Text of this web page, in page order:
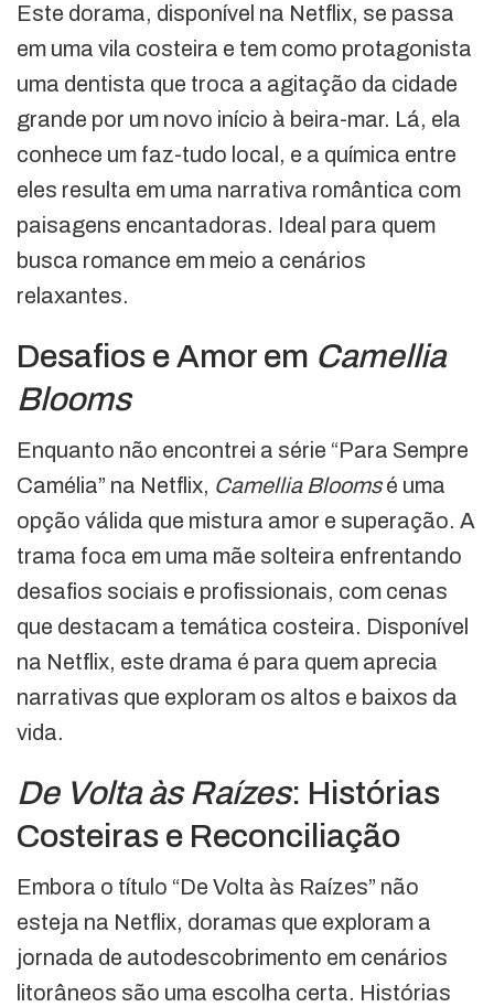
Este dorama, disponível na Netflix, se passa
em uma vila costeira e tem como protagonista
uma dentista que troca a agitação da cidade
grande por um novo início à beira-mar. Lá, ela
conhece um faz-tudo local, e a química entre
eles resulta em uma narrativa romântica com
paisagens encantadoras. Ideal para quem
busca romance em meio a cenários
relaxantes.
Desafios e Amor em Camellia
Blooms
Enquanto não encontrei a série “Para Sempre
Camélia” na Netflix, Camellia Bloomsé uma
opção válida que mistura amor e superação. A
trama foca em uma mãe solteira enfrentando
desafios sociais e profissionais, com cenas
que destacam a temática costeira. Disponível
na Netflix, este drama é para quem aprecia
narrativas que exploram os altos e baixos da
vida.
De Volta às Raízes: Histórias
Costeiras e Reconciliação
Embora o título “De Volta às Raízes” não
esteja na Netflix, doramas que exploram a
jornada de autodescobrimento em cenários
litorâneos são uma escolha certa. Histórias